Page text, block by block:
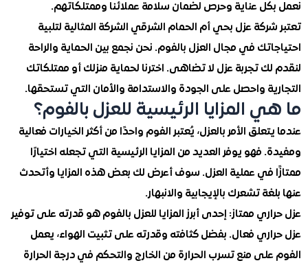
عناية وحرص لضمان سلامة عملائنا وممتلكاتهم.
عزل بحي أم الحمام الشرقي الشركة المثالية لتلبية
في مجال العزل بالفوم. نحن نجمع بين الحماية والراحة
تجربة عزل لا تضاهى. اخترنا لحماية منزلك أو ممتلكاتك
واحصل على الجودة والاستدامة والأمان التي تستحقها.
المزايا الرئيسية للعزل بالفوم؟
الأمر بالعزل، يُعتبر الفوم واحدًا من أكثر الخيارات فعالية
فهو يوفر العديد من المزايا الرئيسية التي تجعله اختيارًا
في عملية العزل. سوف أعرض لك بعض هذه المزايا وأتحدث
تشعرك بالإيجابية والانبهار.
ممتاز: إحدى أبرز المزايا للعزل بالفوم هو قدرته على توفير
فعال. بفضل كثافته وقدرته على تثبيت الهواء، يعمل
منع تسرب الحرارة من الخارج والتحكم في درجة الحرارة